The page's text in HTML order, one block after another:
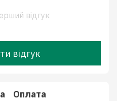
відгук
відгук
Оплата